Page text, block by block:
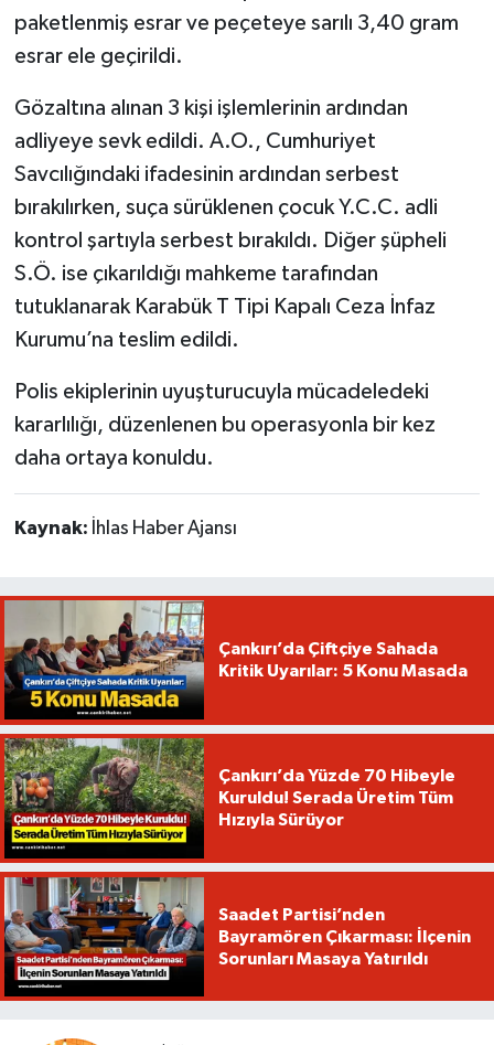
paketlenmiş esrar ve peçeteye sarılı 3,40 gram
esrar ele geçirildi.
Gözaltına alınan 3 kişi işlemlerinin ardından
adliyeye sevk edildi. A.O., Cumhuriyet
Savcılığındaki ifadesinin ardından serbest
bırakılırken, suça sürüklenen çocuk Y.C.C. adli
kontrol şartıyla serbest bırakıldı. Diğer şüpheli
S.Ö. ise çıkarıldığı mahkeme tarafından
tutuklanarak Karabük T Tipi Kapalı Ceza İnfaz
Kurumu’na teslim edildi.
Polis ekiplerinin uyuşturucuyla mücadeledeki
kararlılığı, düzenlenen bu operasyonla bir kez
daha ortaya konuldu.
Kaynak: İhlas Haber Ajansı
Çankırı’da Çiftçiye Sahada
Kritik Uyarılar: 5 Konu Masada
Çankırı’da Yüzde 70 Hibeyle
Kuruldu! Serada Üretim Tüm
Hızıyla Sürüyor
Saadet Partisi’nden
Bayramören Çıkarması: İlçenin
Sorunları Masaya Yatırıldı